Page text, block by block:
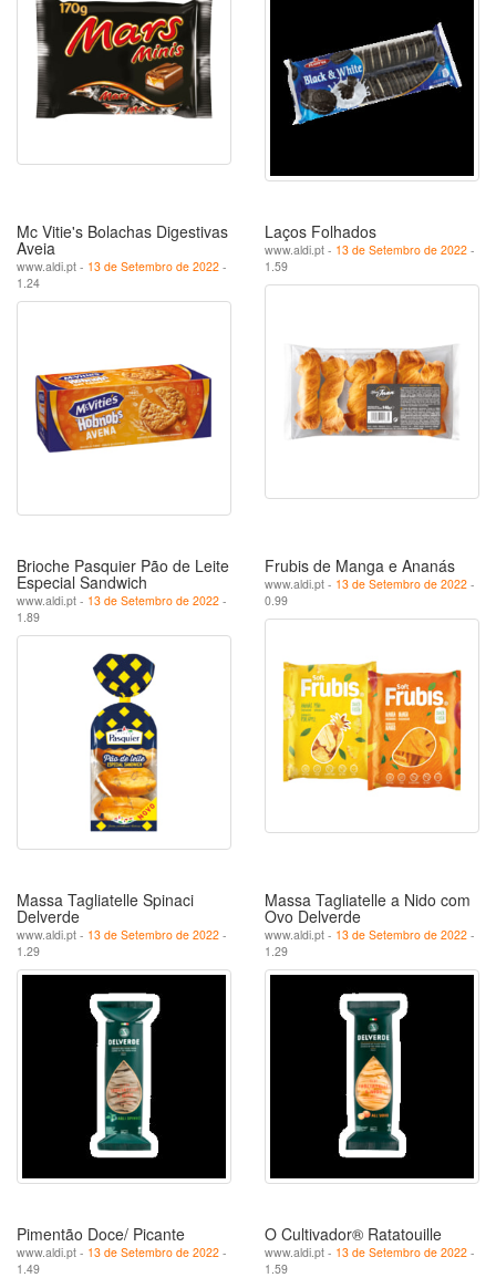
Mc Vitie's Bolachas Digestivas
Aveia
www.aldi.pt - 13 de Setembro de 2022 -
1.24
Laços Folhados
www.aldi.pt - 13 de Setembro de 2022 -
1.59
Brioche Pasquier Pão de Leite
Especial Sandwich
www.aldi.pt - 13 de Setembro de 2022 -
1.89
Frubis de Manga e Ananás
www.aldi.pt - 13 de Setembro de 2022 -
0.99
Massa Tagliatelle Spinaci
Delverde
www.aldi.pt - 13 de Setembro de 2022 -
1.29
Massa Tagliatelle a Nido com
Ovo Delverde
www.aldi.pt - 13 de Setembro de 2022 -
1.29
Pimentão Doce/ Picante
www.aldi.pt - 13 de Setembro de 2022 -
1.49
O Cultivador® Ratatouille
www.aldi.pt - 13 de Setembro de 2022 -
1.59